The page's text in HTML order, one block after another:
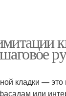
кладки —
или